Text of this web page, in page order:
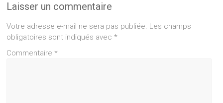
Laisser un commentaire
Votre adresse e-mail ne sera pas publiée. Les champs
obligatoires sont indiqués avec*
Commentaire*